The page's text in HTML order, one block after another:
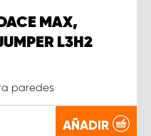
MAX,
L3H2
paredes
AÑADIR